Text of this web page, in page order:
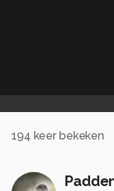
194 keer bekeken